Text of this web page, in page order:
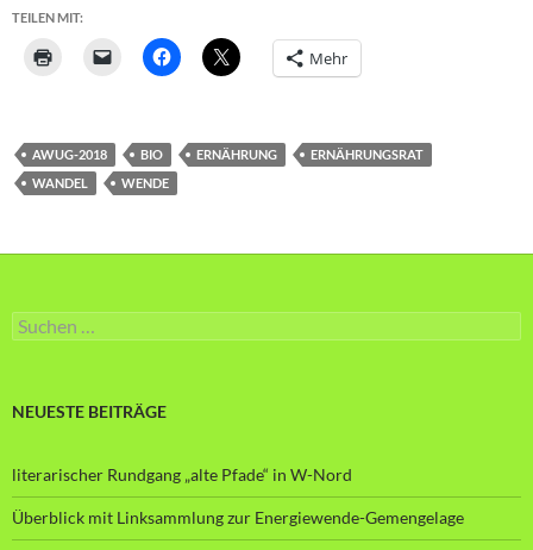
TEILEN MIT:
Mehr
AWUG-2018 BIO ERNÄHRUNG
ERNÄHRUNGSRAT
WANDEL
WENDE
Suche
nach:
NEUESTE BEITRÄGE
literarischer Rundgang „alte Pfade“ in W-Nord
Überblick mit Linksammlung zur Energiewende-Gemengelage